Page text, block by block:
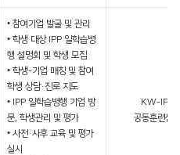
• 참여기업 발굴 및 관리
• 학생 대상 IPP 일학습병
행 설명회 및 학생 모집
• 학생-기업 매칭 및 참여
학생 상담·진로 지도
• IPP 일학습병행 기업 방
문, 학생관리 및 평가
• 사전·사후 교육 및 평가
실시
KW-IPP
공동훈련센터